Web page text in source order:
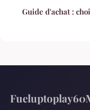
Guide d'achat :